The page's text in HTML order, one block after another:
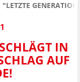
"LETZTE
IN
AUF